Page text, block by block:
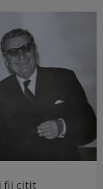
fii citit